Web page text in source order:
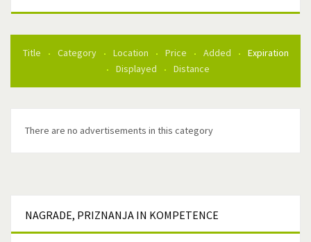
Title Category Location Price Added
Expiration
Displayed
Distance
There are no advertisements in this category
NAGRADE, PRIZNANJA IN KOMPETENCE